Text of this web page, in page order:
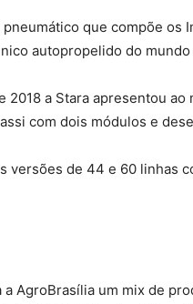
que compõe
autopropelido do
2018 a Stara apresentou
com dois módulos e
versões de 44 e 60 linhas
AgroBrasília um mix de